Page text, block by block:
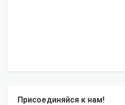
Присоединяйся к нам!